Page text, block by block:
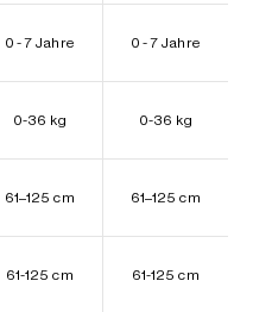
0 - 7 Jahre 0 - 7 Jahre
0-36 kg 0-36 kg
61–125 cm 61–125 cm
61-125 cm 61-125 cm